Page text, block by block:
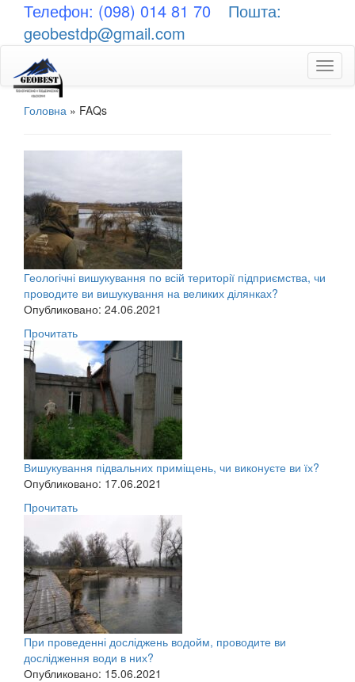
Телефон: (098) 014 81 70
Пошта:
geobestdp@gmail.com
Головна » FAQs
Геологічні вишукування по всій території підприємства, чи
проводите ви вишукування на великих ділянках?
Опубликовано: 24.06.2021
Прочитать
Вишукування підвальних приміщень, чи виконуєте ви їх?
Опубликовано: 17.06.2021
Прочитать
При проведенні досліджень водойм, проводите ви
дослідження води в них?
Опубликовано: 15.06.2021